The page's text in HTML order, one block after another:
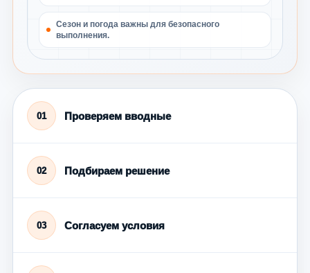
Сезон и погода важны для безопасного
выполнения.
01 Проверяем вводные
02 Подбираем решение
03 Согласуем условия